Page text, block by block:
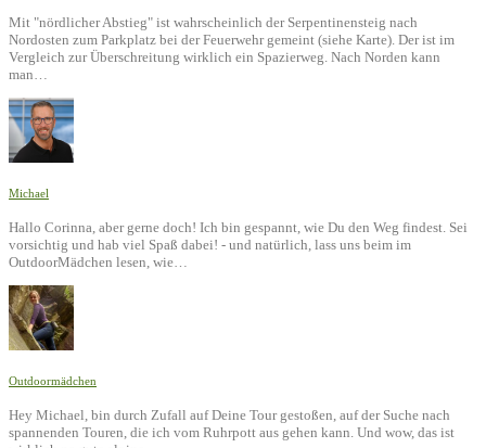
Mit "nördlicher Abstieg" ist wahrscheinlich der Serpentinensteig nach
Nordosten zum Parkplatz bei der Feuerwehr gemeint (siehe Karte). Der ist im
Vergleich zur Überschreitung wirklich ein Spazierweg. Nach Norden kann
man…
Michael
Hallo Corinna, aber gerne doch! Ich bin gespannt, wie Du den Weg findest. Sei
vorsichtig und hab viel Spaß dabei! - und natürlich, lass uns beim im
OutdoorMädchen lesen, wie…
Outdoormädchen
Hey Michael, bin durch Zufall auf Deine Tour gestoßen, auf der Suche nach
spannenden Touren, die ich vom Ruhrpott aus gehen kann. Und wow, das ist